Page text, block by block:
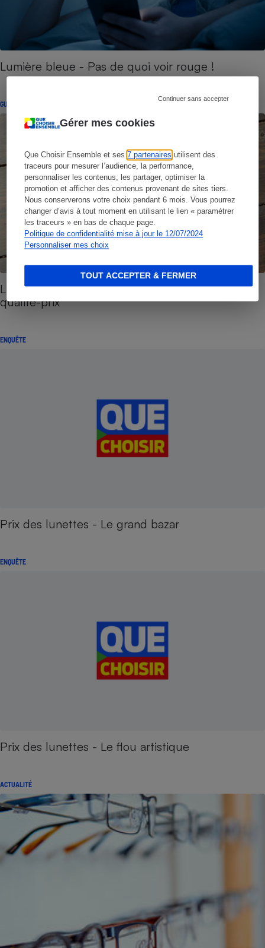
Gérer mes cookies
Que Choisir Ensemble et ses7 partenaires utilisent des
traceurs pour mesurer l’audience, la performance,
personnaliser les contenus, les partager, optimiser la
promotion et afficher des contenus provenant de sites tiers.
Nous conserverons votre choix pendant 6 mois. Vous pourrez
changer d’avis à tout moment en utilisant le lien « paramétrer
les traceurs » en bas de chaque page.
Politique de confidentialité mise à jour le 12/07/2024
Personnaliser mes choix
Continuer sans accepter
TOUT ACCEPTER & FERMER
Lumière bleue - Pas de quoi voir rouge !
GUIDE D'ACHAT
Lunettes - Comment trouver le meilleur rapport
qualité-prix
ENQUÊTE
Prix des lunettes - Le grand bazar
ENQUÊTE
Prix des lunettes - Le flou artistique
ACTUALITÉ